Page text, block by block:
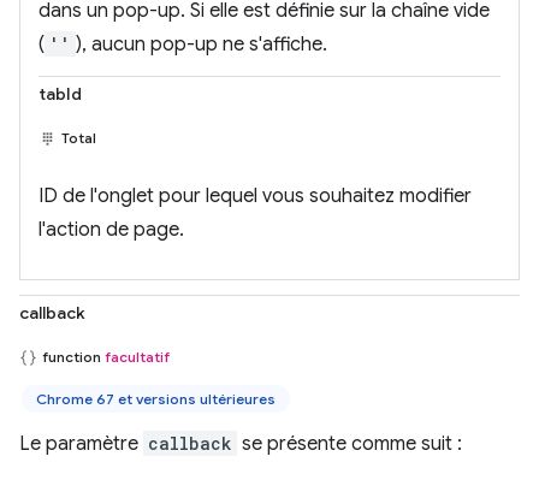
dans un pop-up. Si elle est définie sur la chaîne vide
( '' ), aucun pop-up ne s'affiche.
tabId
Total
ID de l'onglet pour lequel vous souhaitez modifier
l'action de page.
callback
function facultatif
Chrome 67 et versions ultérieures
Le paramètre callback se présente comme suit :